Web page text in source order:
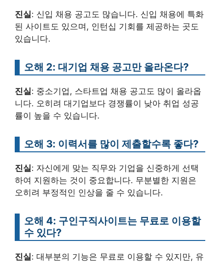
진실: 신입 채용 공고도 많습니다. 신입 채용에 특화
된 사이트도 있으며, 인턴십 기회를 제공하는 곳도
있습니다.
오해 2: 대기업 채용 공고만 올라온다?
진실: 중소기업, 스타트업 채용 공고도 많이 올라옵
니다. 오히려 대기업보다 경쟁률이 낮아 취업 성공
률이 높을 수 있습니다.
오해 3: 이력서를 많이 제출할수록 좋다?
진실: 자신에게 맞는 직무와 기업을 신중하게 선택
하여 지원하는 것이 중요합니다. 무분별한 지원은
오히려 부정적인 인상을 줄 수 있습니다.
오해 4: 구인구직사이트는 무료로 이용할
수 있다?
진실: 대부분의 기능은 무료로 이용할 수 있지만, 유